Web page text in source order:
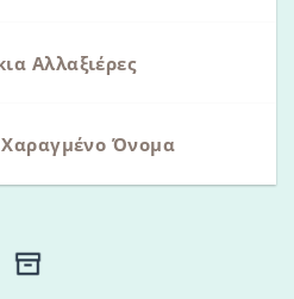
Αλλαξιέρες
Χαραγμένο Όνομα